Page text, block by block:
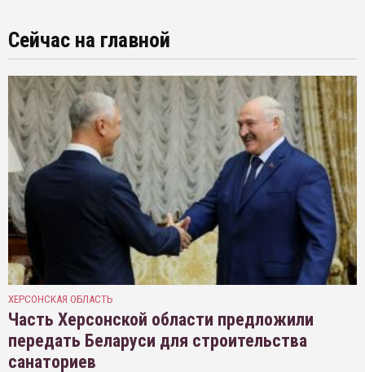
Сейчас на главной
ХЕРСОНСКАЯ ОБЛАСТЬ
Часть Херсонской области предложили
передать Беларуси для строительства
санаториев